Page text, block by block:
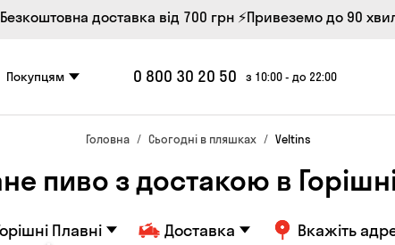
доставка від 700 грн ⚡Привеземо до 90
Покупцям 0 800 30 20 50 з 10:00 - до 22:00
Головна Сьогодні в пляшках Veltins
пиво з достакою в
Плавні Доставка Вкажіть